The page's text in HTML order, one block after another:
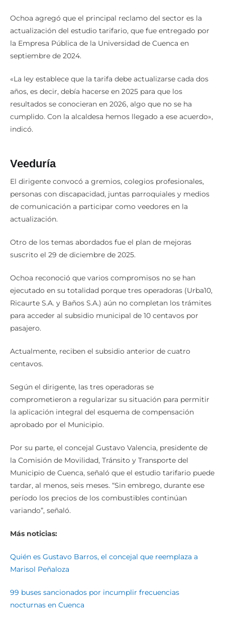
Ochoa agregó que el principal reclamo del sector es la
actualización del estudio tarifario, que fue entregado por
la Empresa Pública de la Universidad de Cuenca en
«La ley establece que la tarifa debe actualizarse cada dos
años, es decir, debía hacerse en 2025 para que los
resultados se conocieran en 2026, algo que no se ha
cumplido. Con la alcaldesa hemos llegado a ese acuerdo»,
Veeduría
El dirigente convocó a gremios, colegios profesionales,
personas con discapacidad, juntas parroquiales y medios
de comunicación a participar como veedores en la
Otro de los temas abordados fue el plan de mejoras
Ochoa reconoció que varios compromisos no se han
ejecutado en su totalidad porque tres operadoras (Urba10,
Ricaurte S.A. y Baños S.A.) aún no completan los trámites
para acceder al subsidio municipal de 10 centavos por
Actualmente, reciben el subsidio anterior de cuatro
Según el dirigente, las tres operadoras se
comprometieron a regularizar su situación para permitir
la aplicación integral del esquema de compensación
Por su parte, el concejal Gustavo Valencia, presidente de
la Comisión de Movilidad, Tránsito y Transporte del
Municipio de Cuenca, señaló que el estudio tarifario puede
tardar, al menos, seis meses. “Sin embrego, durante ese
período los precios de los combustibles continúan
Quién es Gustavo Barros, el concejal que reemplaza a
99 buses sancionados por incumplir frecuencias